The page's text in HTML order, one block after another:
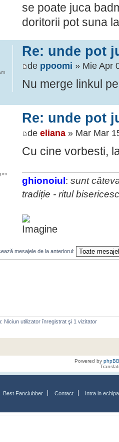
se poate juca
doritorii pot suna
Re: unde pot
de ppoomi » Mie Apr
Nu merge linkul
Re: unde pot
de eliana » Mar Mar
Cu cine vorbesti,
ghionoiul : sunt
tradiție - ritul
mesajele de la anteriorul:
Niciun utilizator înregistrat şi 1 vizitator
Powered by phpBB
Best Fanclubber Contact Intra in